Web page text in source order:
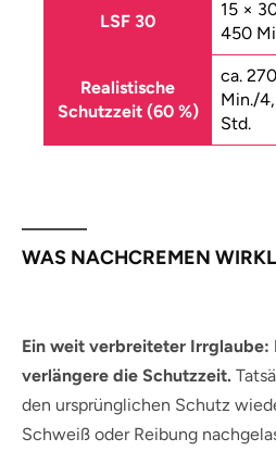
LSF 30
15 ×
450
Realistische
Schutzzeit (60 %)
ca. 270
Min./
Std.
WAS NACHCREMEN
Ein weit verbreiteter Irrglaube:
verlängere die Schutzzeit.
den ursprünglichen Schutz
Schweiß oder Reibung